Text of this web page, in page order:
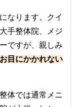
なります。クイ
手整体院、メジ
ですが、親しみ
目にかかれない
体では通常メニ